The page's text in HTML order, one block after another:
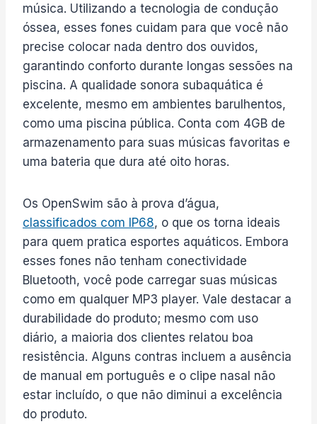
música. Utilizando a tecnologia de condução
óssea, esses fones cuidam para que você não
precise colocar nada dentro dos ouvidos,
garantindo conforto durante longas sessões na
piscina. A qualidade sonora subaquática é
excelente, mesmo em ambientes barulhentos,
como uma piscina pública. Conta com 4GB de
armazenamento para suas músicas favoritas e
uma bateria que dura até oito horas.
Os OpenSwim são à prova d’água,
classificados com IP68, o que os torna ideais
para quem pratica esportes aquáticos. Embora
esses fones não tenham conectividade
Bluetooth, você pode carregar suas músicas
como em qualquer MP3 player. Vale destacar a
durabilidade do produto; mesmo com uso
diário, a maioria dos clientes relatou boa
resistência. Alguns contras incluem a ausência
de manual em português e o clipe nasal não
estar incluído, o que não diminui a excelência
do produto.